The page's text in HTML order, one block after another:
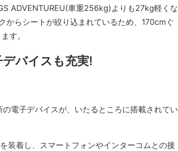
ADVENTUREU(車重256kg)よりも27kg軽くな
からシートが絞り込まれているため、170cmぐ
す。
バイスも充実!
電子デバイスが、いたるところに搭載されてい
装着し、スマートフォンやインターコムとの接